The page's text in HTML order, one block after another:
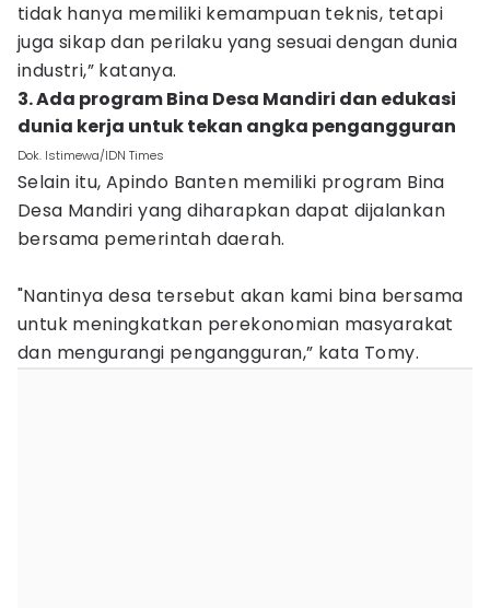
tidak hanya memiliki kemampuan teknis, tetapi
juga sikap dan perilaku yang sesuai dengan dunia
industri,” katanya.
3. Ada program Bina Desa Mandiri dan edukasi
dunia kerja untuk tekan angka pengangguran
Dok. Istimewa/IDN Times
Selain itu, Apindo Banten memiliki program Bina
Desa Mandiri yang diharapkan dapat dijalankan
bersama pemerintah daerah.
"Nantinya desa tersebut akan kami bina bersama
untuk meningkatkan perekonomian masyarakat
dan mengurangi pengangguran,” kata Tomy.